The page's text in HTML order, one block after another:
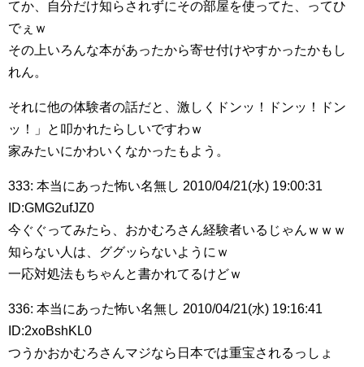
てか、自分だけ知らされずにその部屋を使ってた、ってひ
でぇｗ
その上いろんな本があったから寄せ付けやすかったかもし
れん。
それに他の体験者の話だと、激しくドンッ！ドンッ！ドン
ッ！」と叩かれたらしいですわｗ
家みたいにかわいくなかったもよう。
333: 本当にあった怖い名無し 2010/04/21(水) 19:00:31
ID:GMG2ufJZ0
今ぐぐってみたら、おかむろさん経験者いるじゃんｗｗｗ
知らない人は、ググッらないようにｗ
一応対処法もちゃんと書かれてるけどｗ
336: 本当にあった怖い名無し 2010/04/21(水) 19:16:41
ID:2xoBshKL0
つうかおかむろさんマジなら日本では重宝されるっしょ